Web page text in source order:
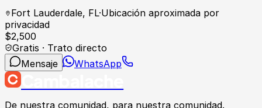
Fort Lauderdale, FL·Ubicación aproximada por
privacidad
$2,500
Gratis · Trato directo
Mensaje
WhatsApp
De nuestra comunidad, para nuestra comunidad.